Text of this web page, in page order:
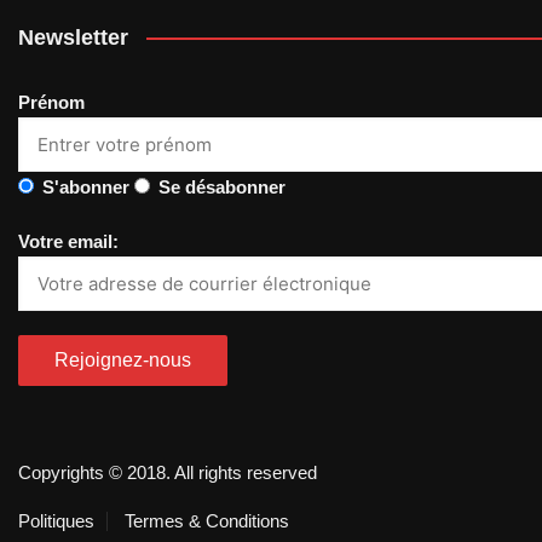
Newsletter
Prénom
S'abonner Se désabonner
Votre email:
Copyrights © 2018. All rights reserved
Politiques Termes & Conditions